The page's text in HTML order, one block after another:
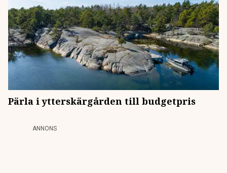
Pärla i ytterskärgården till budgetpris
ANNONS